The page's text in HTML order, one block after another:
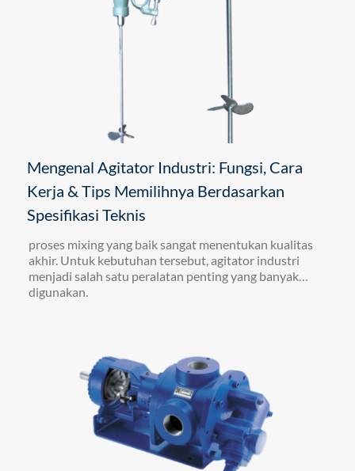
Mengenal Agitator Industri: Fungsi, Cara
Kerja & Tips Memilihnya Berdasarkan
Spesifikasi Teknis
proses mixing yang baik sangat menentukan kualitas
akhir. Untuk kebutuhan tersebut, agitator industri
menjadi salah satu peralatan penting yang banyak
digunakan.